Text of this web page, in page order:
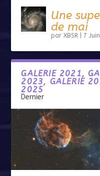
Une
de mai
parXBSR 7
GALERIE 2021,
2023, GALERIE
2025
Dernier